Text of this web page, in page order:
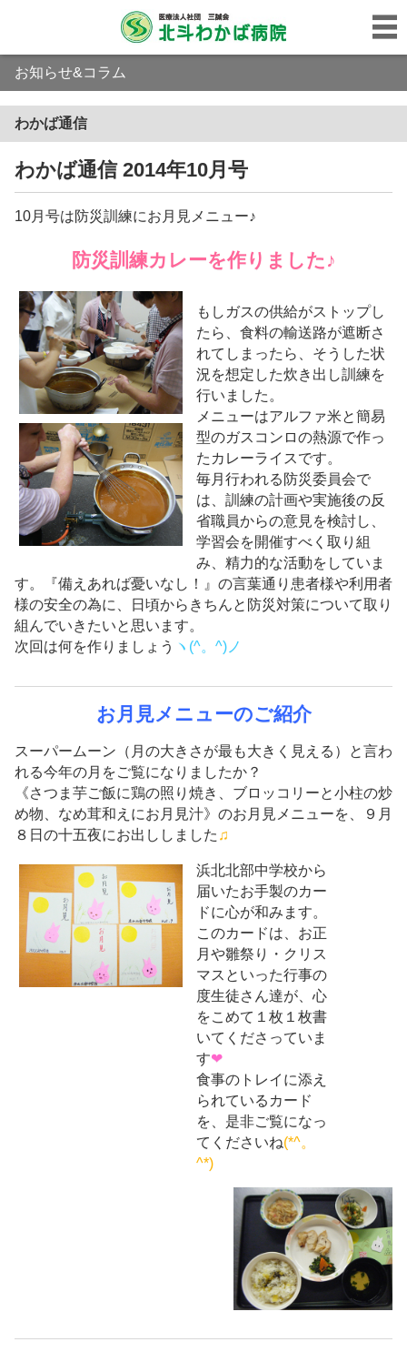
お知らせ&コラム
わかば通信
わかば通信 2014年10月号
10月号は防災訓練にお月見メニュー♪
防災訓練カレーを作りました♪
もしガスの供給がストップし
たら、食料の輸送路が遮断さ
れてしまったら、そうした状
況を想定した炊き出し訓練を
行いました。
メニューはアルファ米と簡易
型のガスコンロの熱源で作っ
たカレーライスです。
毎月行われる防災委員会で
は、訓練の計画や実施後の反
省職員からの意見を検討し、
学習会を開催すべく取り組
み、精力的な活動をしていま
す。『備えあれば憂いなし！』の言葉通り患者様や利用者
様の安全の為に、日頃からきちんと防災対策について取り
組んでいきたいと思います。
次回は何を作りましょう ヽ(^。^)ノ
お月見メニューのご紹介
スーパームーン（月の大きさが最も大きく見える）と言わ
れる今年の月をご覧になりましたか？
《さつま芋ご飯に鶏の照り焼き、ブロッコリーと小柱の炒
め物、なめ茸和えにお月見汁》のお月見メニューを、９月
８日の十五夜にお出ししました ♫
浜北北部中学校から
届いたお手製のカー
ドに心が和みます。
このカードは、お正
月や雛祭り・クリス
マスといった行事の
度生徒さん達が、心
をこめて１枚１枚書
いてくださっていま
す❤
食事のトレイに添え
られているカード
を、是非ご覧になっ
てくださいね(*^。
^*)